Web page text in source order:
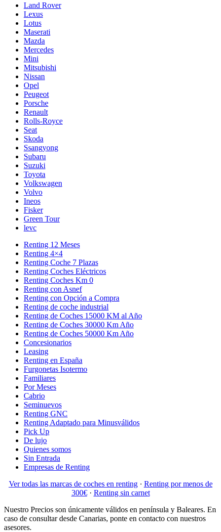
Land Rover
Lexus
Lotus
Maserati
Mazda
Mercedes
Mini
Mitsubishi
Nissan
Opel
Peugeot
Porsche
Renault
Rolls-Royce
Seat
Skoda
Ssangyong
Subaru
Suzuki
Toyota
Volkswagen
Volvo
Ineos
Fisker
Green Tour
levc
Renting 12 Meses
Renting 4×4
Renting Coche 7 Plazas
Renting Coches Eléctricos
Renting Coches Km 0
Renting con Asnef
Renting con Opción a Compra
Renting de coche industrial
Renting de Coches 15000 KM al Año
Renting de Coches 30000 Km Año
Renting de Coches 50000 Km Año
Concesionarios
Leasing
Renting en España
Furgonetas Isotermo
Familiares
Por Meses
Cabrio
Seminuevos
Renting GNC
Renting Adaptado para Minusválidos
Pick Up
De lujo
Quienes somos
Sin Entrada
Empresas de Renting
Ver todas las marcas de coches en renting· Renting por menos de
300€· Renting sin carnet
Nuestro Precios son únicamente válidos en península y Baleares. En
caso de consultar desde Canarias, ponte en contacto con nuestros
asesores.